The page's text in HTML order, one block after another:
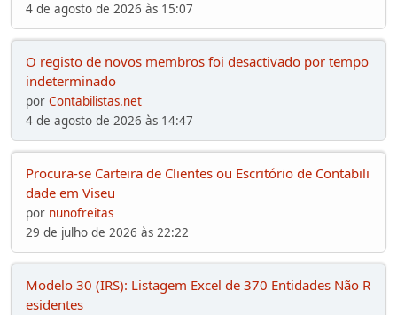
4 de agosto de 2026 às 15:07
O registo de novos membros foi desactivado por tempo
indeterminado
por Contabilistas.net
4 de agosto de 2026 às 14:47
Procura-se Carteira de Clientes ou Escritório de Contabili
dade em Viseu
por nunofreitas
29 de julho de 2026 às 22:22
Modelo 30 (IRS): Listagem Excel de 370 Entidades Não R
esidentes